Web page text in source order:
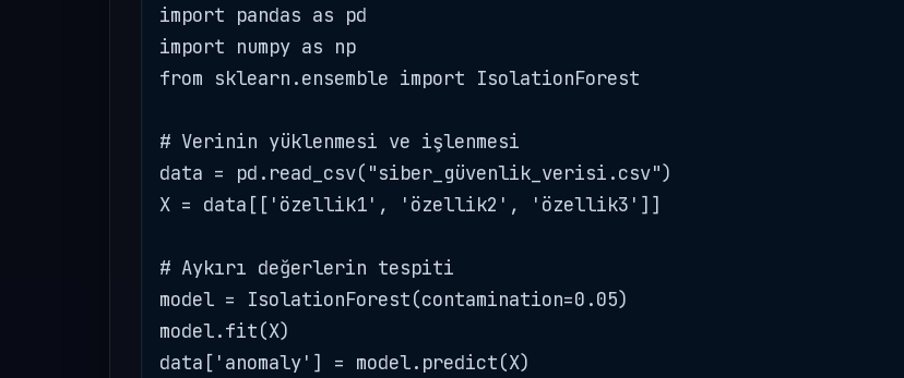
import pandas as pd
import numpy as np
from sklearn.ensemble import IsolationForest
# Verinin yüklenmesi ve işlenmesi
data = pd.read_csv("siber_güvenlik_verisi.csv")
X = data[['özellik1', 'özellik2', 'özellik3']]
# Aykırı değerlerin tespiti
model = IsolationForest(contamination=0.05)
model.fit(X)
data['anomaly'] = model.predict(X)